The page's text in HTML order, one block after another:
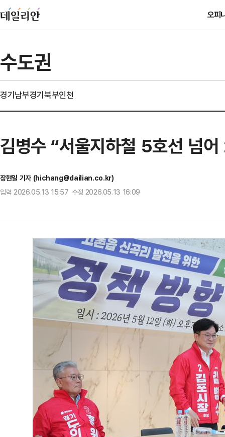
오피
수도권
경기남부경기북부인천
김병수 “서울지하철 5호선 넘
장현일 기자 (hichang@dailian.co.kr)
입력 2026.05.13 15:57 수정 2026.05.13 16:09